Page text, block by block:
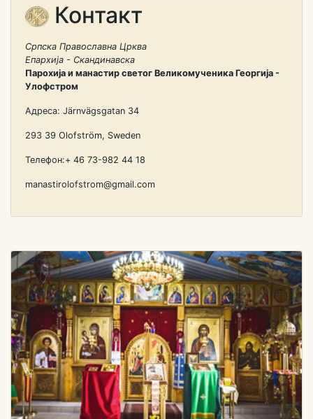
Контакт
Српска Православна Црква
Епархија - Скандинавска
Парохија и манастир светог Великомученика Георгија -
Улофстром
Адреса: Järnvägsgatan 34
293 39 Olofström, Sweden
Телефон:+ 46 73-982 44 18
manastirolofstrom@gmail.com